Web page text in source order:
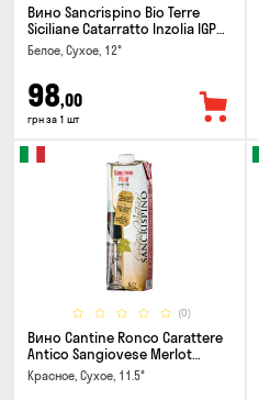
Вино Sancrispino Bio Terre
Siciliane Catarratto Inzolia IGP
0.5л
Белое, Сухое, 12°
98,00
грн за 1 шт
(0)
Вино Cantine Ronco Carattere
Antico Sangiovese Merlot
Rubicone IGT 1л
Красное, Сухое, 11.5°